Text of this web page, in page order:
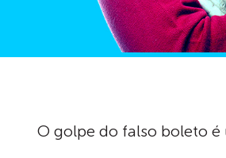
O golpe do falso boleto